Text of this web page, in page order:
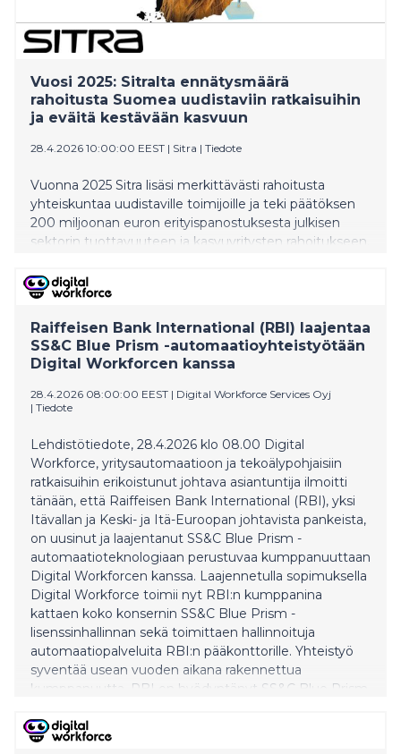
Vuosi 2025: Sitralta ennätysmäärä
rahoitusta Suomea uudistaviin ratkaisuihin
ja eväitä kestävään kasvuun
28.4.2026 10:00:00 EEST | Sitra | Tiedote
Vuonna 2025 Sitra lisäsi merkittävästi rahoitusta
yhteiskuntaa uudistaville toimijoille ja teki päätöksen
200 miljoonan euron erityispanostuksesta julkisen
sektorin tuottavuuteen ja kasvuyritysten rahoitukseen.
laajan tilannekuvan Suomen kestävän kasvun
edellytyksistä. Tulevaisuustalo Sitran työstä ja
tilinpäätös.
Raiffeisen Bank International (RBI) laajentaa
SS&C Blue Prism -automaatioyhteistyötään
Digital Workforcen kanssa
28.4.2026 08:00:00 EEST | Digital Workforce Services Oyj
| Tiedote
Lehdistötiedote, 28.4.2026 klo 08.00 Digital
Workforce, yritysautomaatioon ja tekoälypohjaisiin
ratkaisuihin erikoistunut johtava asiantuntija ilmoitti
tänään, että Raiffeisen Bank International (RBI), yksi
Itävallan ja Keski- ja Itä-Euroopan johtavista pankeista,
on uusinut ja laajentanut SS&C Blue Prism -
automaatioteknologiaan perustuvaa kumppanuuttaan
Digital Workforcen kanssa. Laajennetulla sopimuksella
Digital Workforce toimii nyt RBI:n kumppanina
kattaen koko konsernin SS&C Blue Prism -
lisenssinhallinnan sekä toimittaen hallinnoituja
automaatiopalveluita RBI:n pääkonttorille. Yhteistyö
syventää usean vuoden aikana rakennettua
kumppanuutta. RBI on hyödyntänyt SS&C Blue Prism
Automation, RPA) yli kymmenen vuoden ajan
tehostaakseen toimintaansa ja sujuvoittaakseen